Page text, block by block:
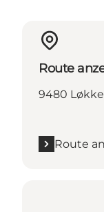
Route
9480
Route